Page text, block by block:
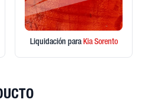
Liquidación paraKiaSorento